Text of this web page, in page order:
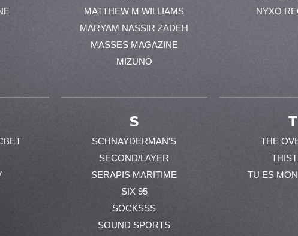
MATTHEW M WILLIAMS
MARYAM NASSIR ZADEH
MASSES MAGAZINE
MIZUNO
NYXO
S
SCHNAYDERMAN'S
SECOND/LAYER
SERAPIS MARITIME
SIX 95
SOCKSSS
SOUND SPORTS
T
THE
TU ES